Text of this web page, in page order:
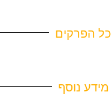
כל הפרקים
מידע נוסף